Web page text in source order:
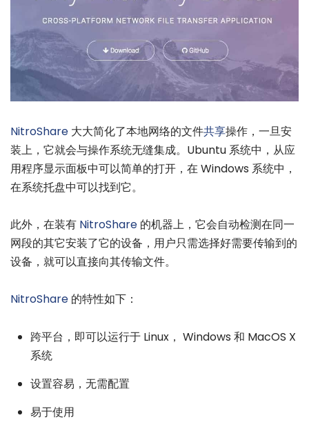
NitroShare 大大简化了本地网络的文件共享操作，一旦安
装上，它就会与操作系统无缝集成。Ubuntu 系统中，从应
用程序显示面板中可以简单的打开，在 Windows 系统中，
在系统托盘中可以找到它。
此外，在装有 NitroShare 的机器上，它会自动检测在同一
网段的其它安装了它的设备，用户只需选择好需要传输到的
设备，就可以直接向其传输文件。
NitroShare 的特性如下：
跨平台，即可以运行于 Linux， Windows 和 MacOS X
系统
设置容易，无需配置
易于使用